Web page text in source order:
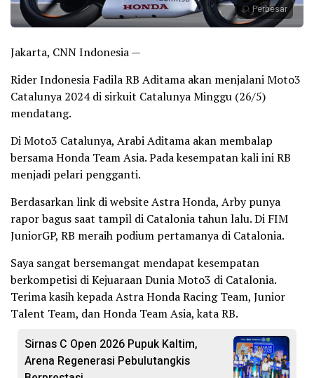
Perbesar
Jakarta, CNN Indonesia —
Rider Indonesia Fadila RB Aditama akan menjalani Moto3
Catalunya 2024 di sirkuit Catalunya Minggu (26/5)
mendatang.
Di Moto3 Catalunya, Arabi Aditama akan membalap
bersama Honda Team Asia. Pada kesempatan kali ini RB
menjadi pelari pengganti.
Berdasarkan link di website Astra Honda, Arby punya
rapor bagus saat tampil di Catalonia tahun lalu. Di FIM
JuniorGP, RB meraih podium pertamanya di Catalonia.
Saya sangat bersemangat mendapat kesempatan
berkompetisi di Kejuaraan Dunia Moto3 di Catalonia.
Terima kasih kepada Astra Honda Racing Team, Junior
Talent Team, dan Honda Team Asia, kata RB.
Sirnas C Open 2026 Pupuk Kaltim,
Arena Regenerasi Pebulutangkis